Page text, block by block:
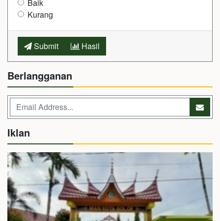
Baik
Kurang
Submit Hasil
Berlangganan
Iklan